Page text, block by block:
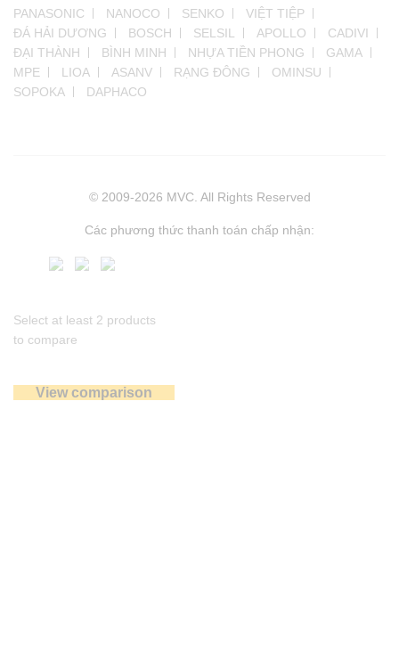
PANASONIC
NANOCO SENKO
VIỆT TIỆP
ĐÁ HẢI DƯƠNG
BOSCH SELSIL APOLLO
CADIVI
ĐẠI THÀNH
BÌNH MINH NHỰA TIỀN PHONG
GAMA
MPE
LIOA ASANV RẠNG ĐÔNG
OMINSU
SOPOKA
DAPHACO
© 2009-2026 MVC. All Rights Reserved
Các phương thức thanh toán chấp nhận:
Select at least 2 products
to compare
View comparison